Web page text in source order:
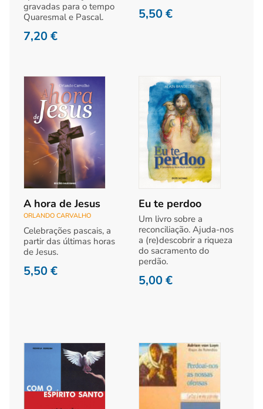
gravadas para o tempo
Quaresmal e Pascal.
7,20€
5,50€
A hora de Jesus
ORLANDO CARVALHO
Celebrações pascais, a
partir das últimas horas
de Jesus.
5,50€
Eu te perdoo
Um livro sobre a
reconciliação. Ajuda-nos
a (re)descobrir a riqueza
do sacramento do
perdão.
5,00€